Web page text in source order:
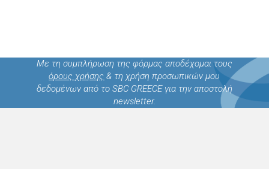
Με τη συμπλήρωση της φόρμας αποδέχομαι τους
όρους χρήσης & τη χρήση προσωπικών μου
δεδομένων από το SBC GREECE για την αποστολή
newsletter.